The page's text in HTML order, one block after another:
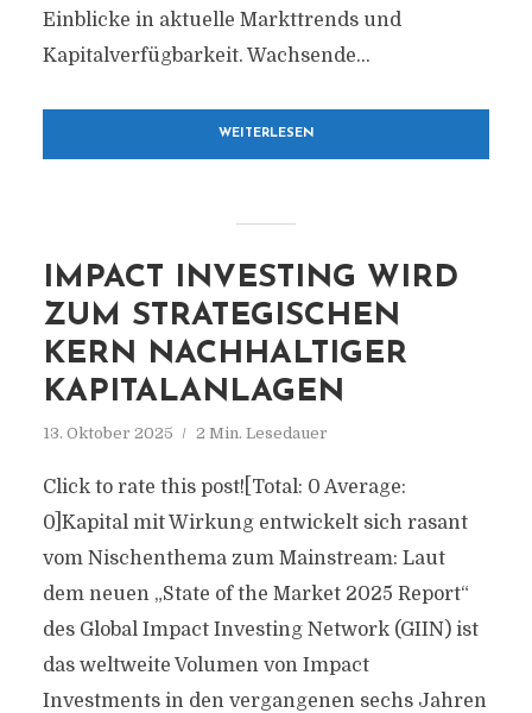
Einblicke in aktuelle Markttrends und
Kapitalverfügbarkeit. Wachsende...
WEITERLESEN
IMPACT INVESTING WIRD
ZUM STRATEGISCHEN
KERN NACHHALTIGER
KAPITALANLAGEN
13. Oktober 2025 2 Min. Lesedauer
Click to rate this post![Total: 0 Average:
0]Kapital mit Wirkung entwickelt sich rasant
vom Nischenthema zum Mainstream: Laut
dem neuen „State of the Market 2025 Report“
des Global Impact Investing Network (GIIN) ist
das weltweite Volumen von Impact
Investments in den vergangenen sechs Jahren